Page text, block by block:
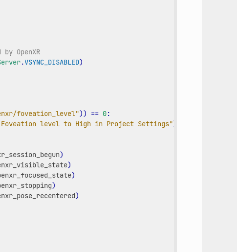
OpenXR
.VSYNC_DISABLED)
foveation_level")) == 0:
Foveation level to High in Project Settings")
)
)
)
)
)